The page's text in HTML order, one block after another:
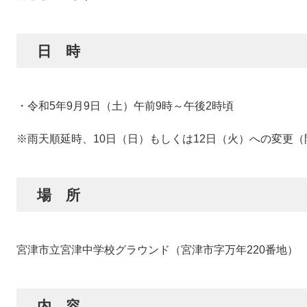
日 時
・令和5年9月9日（土）午前9時～午後2時頃
※雨天順延時、10日（日）もしくは12日（火）への変更（
場 所
宮津市立宮津中学校グラウンド（宮津市字万年220番地）